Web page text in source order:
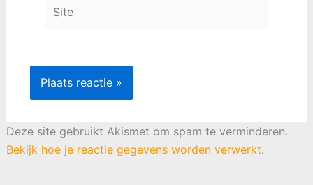
Deze site gebruikt Akismet om spam te verminderen.
Bekijk hoe je reactie gegevens worden verwerkt.